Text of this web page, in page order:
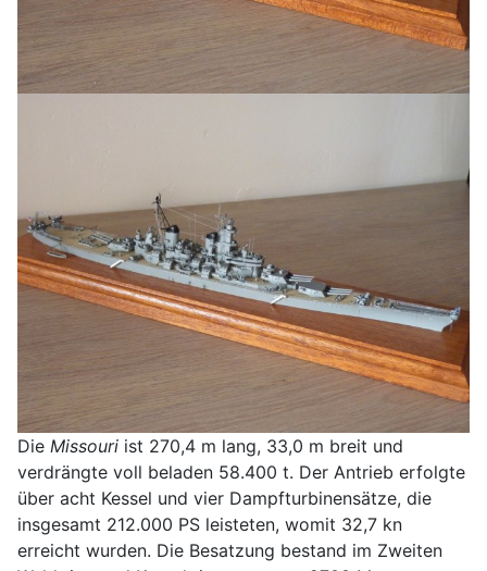
Die Missouri ist 270,4 m lang, 33,0 m breit und
verdrängte voll beladen 58.400 t. Der Antrieb erfolgte
über acht Kessel und vier Dampfturbinensätze, die
insgesamt 212.000 PS leisteten, womit 32,7 kn
erreicht wurden. Die Besatzung bestand im Zweiten